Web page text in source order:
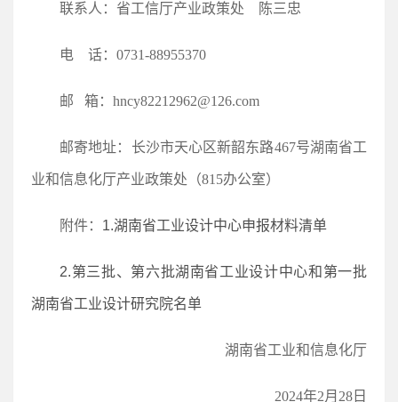
联系人：省工信厅产业政策处 陈三忠
电 话：0731-88955370
邮 箱：hncy82212962@126.com
邮寄地址：长沙市天心区新韶东路467号湖南省工
业和信息化厅产业政策处（815办公室）
附件： 1.湖南省工业设计中心申报材料清单
2.第三批、第六批湖南省工业设计中心和第一批
湖南省工业设计研究院名单
湖南省工业和信息化厅
2024年2月28日